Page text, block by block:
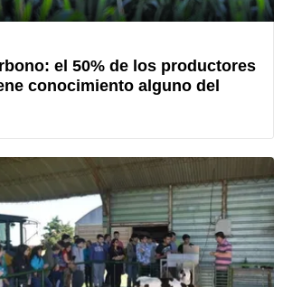
el 50% de los productores
conocimiento alguno del